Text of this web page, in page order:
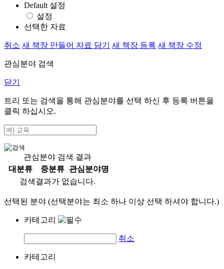
Default 설정
설정
선택한 자료
취소 새 책장 만들어 자료 담기 새 책장 등록 새 책장 수정
관심분야 검색
닫기
트리 또는 검색을 통해 관심분야를 선택 하신 후 등록 버튼을
클릭 하십시오.
관심분야 검색 결과
대분류
중분류
관심분야명
검색결과가 없습니다.
선택된 분야 (선택분야는 최소 하나 이상 선택 하셔야 합니다.)
카테고리
취소
카테고리